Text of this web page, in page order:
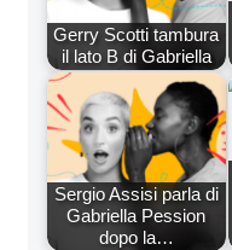
Gerry Scotti tambura
il lato B di Gabriella
Sergio Assisi parla di
Gabriella Pession
dopo la…